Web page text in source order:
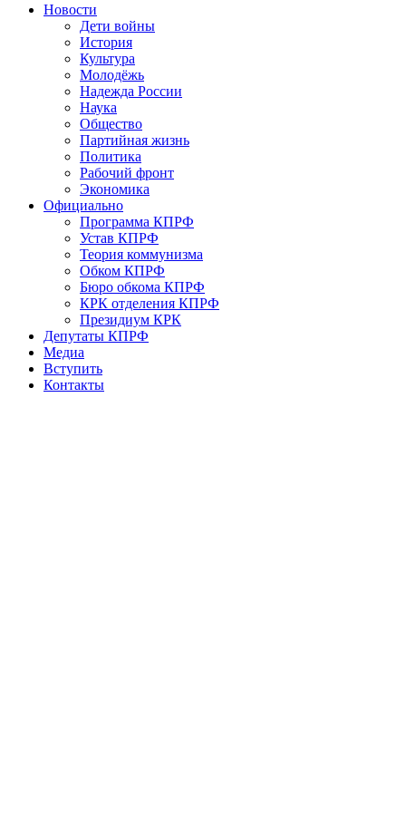
Новости
Дети войны
История
Культура
Молодёжь
Надежда России
Наука
Общество
Партийная жизнь
Политика
Рабочий фронт
Экономика
Официально
Программа КПРФ
Устав КПРФ
Теория коммунизма
Обком КПРФ
Бюро обкома КПРФ
КРК отделения КПРФ
Президиум КРК
Депутаты КПРФ
Медиа
Вступить
Контакты